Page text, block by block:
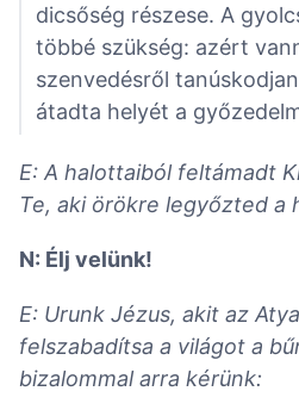
dicsőség részese. A
többé szükség: azért
szenvedésről
átadta helyét a
E: A halottaiból feltámadt
Te, aki örökre legyőzted a
N: Élj velünk!
E: Urunk Jézus, akit az
felszabadítsa a világot a
bizalommal arra kérünk: